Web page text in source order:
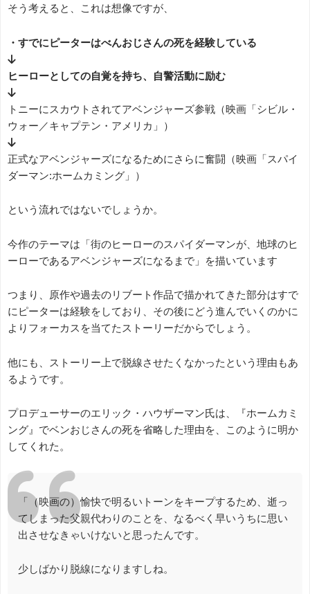
そう考えると、これは想像ですが、
・すでにピーターはべんおじさんの死を経験している
↓
ヒーローとしての自覚を持ち、自警活動に励む
↓
トニーにスカウトされてアベンジャーズ参戦（映画「シビル・
ウォー／キャプテン・アメリカ」）
↓
正式なアベンジャーズになるためにさらに奮闘（映画「スパイ
ダーマン:ホームカミング」）
という流れではないでしょうか。
今作のテーマは「街のヒーローのスパイダーマンが、地球のヒ
ーローであるアベンジャーズになるまで」を描いています
つまり、原作や過去のリブート作品で描かれてきた部分はすで
にピーターは経験をしており、その後にどう進んでいくのかに
よりフォーカスを当てたストーリーだからでしょう。
他にも、ストーリー上で脱線させたくなかったという理由もあ
るようです。
プロデューサーのエリック・ハウザーマン氏は、『ホームカミ
ング』でベンおじさんの死を省略した理由を、このように明か
してくれた。
「（映画の）愉快で明るいトーンをキープするため、逝っ
てしまった父親代わりのことを、なるべく早いうちに思い
出させなきゃいけないと思ったんです。
少しばかり脱線になりますしね。